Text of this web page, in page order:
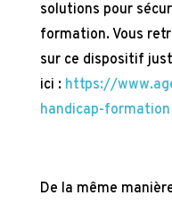
solutions pour
formation. Vous
sur ce dispositif
ici : https://
handicap-formation
De la même